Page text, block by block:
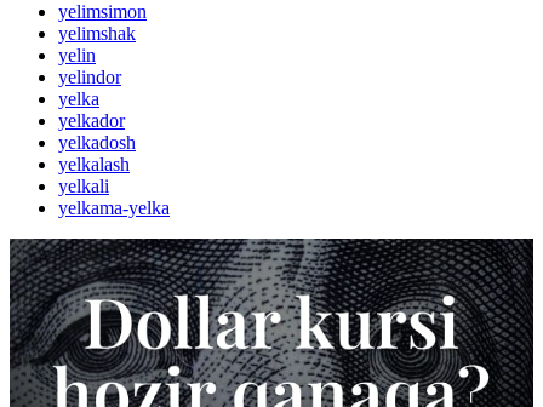
yelimsimon
yelimshak
yelin
yelindor
yelka
yelkador
yelkadosh
yelkalash
yelkali
yelkama-yelka